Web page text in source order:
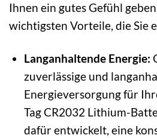
Ihnen ein gutes Gefühl
wichtigsten Vorteile, die Sie
Langanhaltende Energie:
zuverlässige und
Energieversorgung für
Tag CR2032 Lithium-
dafür entwickelt, eine